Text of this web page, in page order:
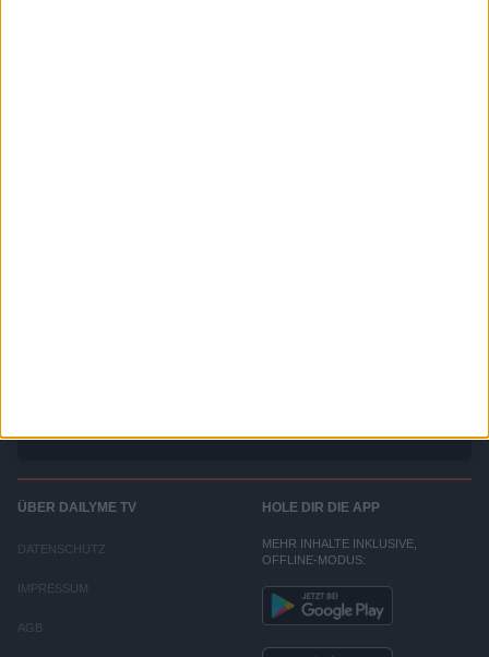
ÜBER DAILYME TV
DATENSCHUTZ
IMPRESSUM
AGB
HOLE DIR DIE APP
MEHR INHALTE INKLUSIVE,
OFFLINE-MODUS: